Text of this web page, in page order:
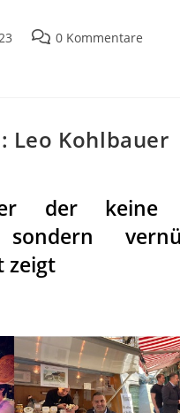
0 Kommentare
Leo Kohlbauer
der keine
zeigt